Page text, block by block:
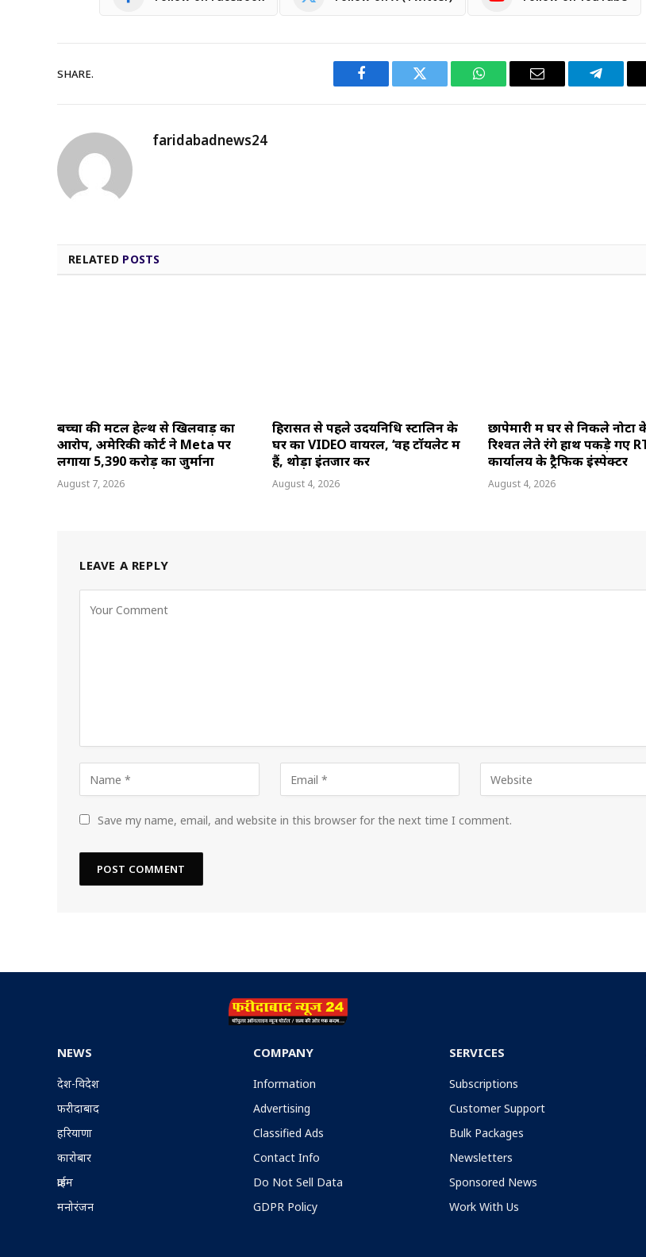
SHARE.
Facebook Twitter WhatsAppEmail
faridabadnews24
RELATED POSTS
बच्चों की मेंटल हेल्थ से खिलवाड़ का
आरोप, अमेरिकी कोर्ट ने Meta पर
लगाया 5,390 करोड़ का जुर्माना
August 7, 2026
हिरासत से पहले उदयनिधि स्टालिन के
घर का VIDEO वायरल, ‘वह टॉयलेट में
हैं, थोड़ा इंतजार करें
August 4, 2026
छापेमारी में घर से निकले नोटों
रिश्वत लेते रंगे हाथ पकड़े गए
कार्यालय के ट्रैफिक इंस्पेक्टर
August 4, 2026
LEAVE A REPLY
Save my name, email, and website in this browser for the next time I comment.
NEWS
देश-विदेश
फरीदाबाद
हरियाणा
कारोबार
क्राईम
मनोरंजन
COMPANY
Information
Advertising
Classified Ads
Contact Info
Do Not Sell Data
GDPR Policy
SERVICES
Subscriptions
Customer Support
Bulk Packages
Newsletters
Sponsored News
Work With Us